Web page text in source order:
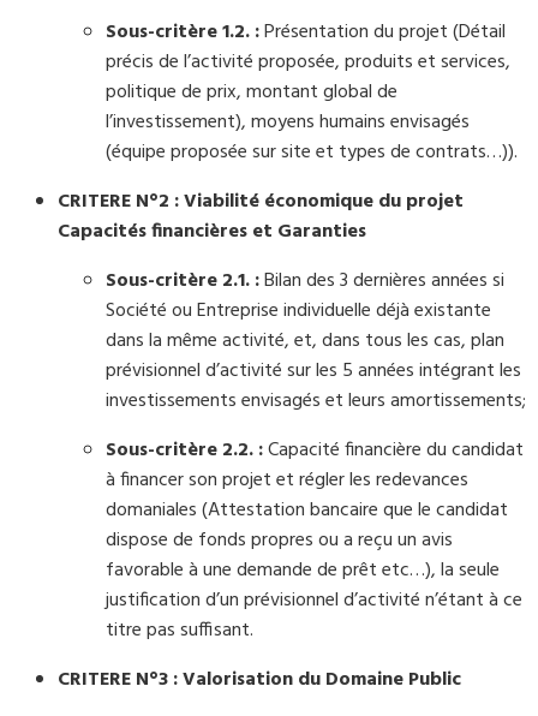
Sous-critère 1.2. :Présentation du projet (Détail
précis de l’activité proposée, produits et services,
politique de prix, montant global de
l’investissement), moyens humains envisagés
(équipe proposée sur site et types de contrats…)).
CRITERE N°2 : Viabilité économique du projet
Capacités financières et Garanties
Sous-critère 2.1. :Bilan des 3 dernières années si
Société ou Entreprise individuelle déjà existante
dans la même activité, et, dans tous les cas, plan
prévisionnel d’activité sur les 5 années intégrant les
investissements envisagés et leurs amortissements;
Sous-critère 2.2. :Capacité financière du candidat
à financer son projet et régler les redevances
domaniales (Attestation bancaire que le candidat
dispose de fonds propres ou a reçu un avis
favorable à une demande de prêt etc…), la seule
justification d’un prévisionnel d’activité n’étant à ce
titre pas suffisant.
CRITERE N°3 : Valorisation du Domaine Public